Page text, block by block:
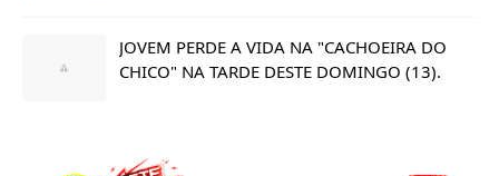
JOVEM PERDE A VIDA NA "CACHOEIRA DO
CHICO" NA TARDE DESTE DOMINGO (13).